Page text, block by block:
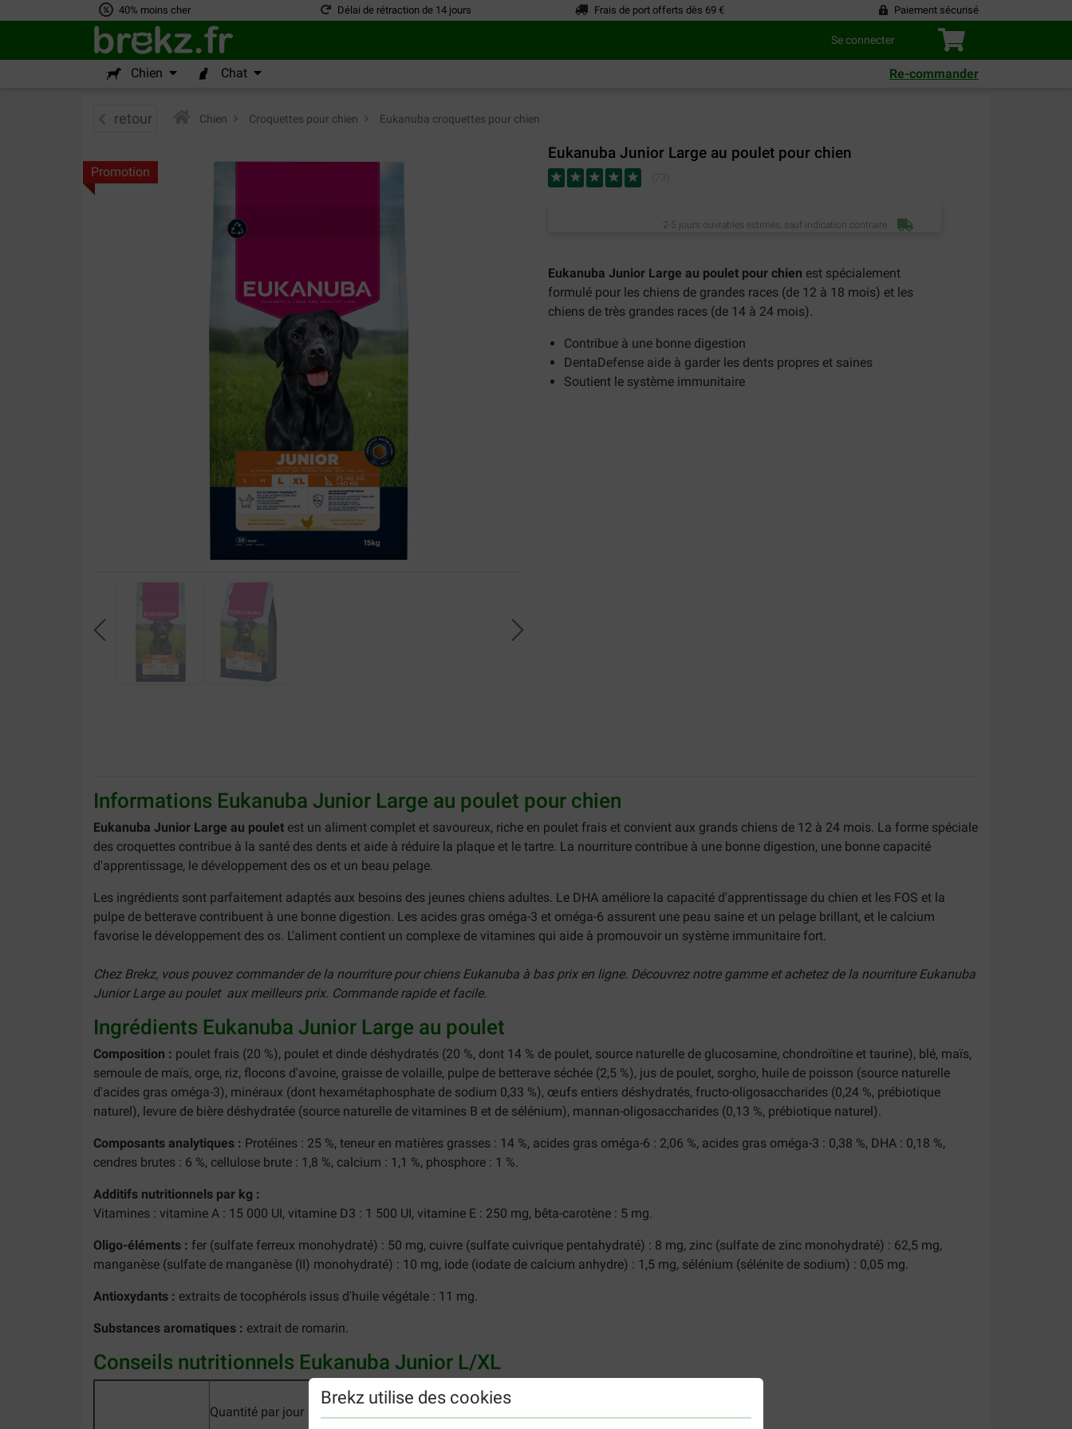
40% moins cher Délai de rétraction de 14 jours Frais de port offerts dès 69 € Paiement sécurisé
Se connecter
Chien Chat Re-commander
Brekz utilise des cookies
retour Chien Croquettes pour chien Eukanuba croquettes pour chien
Eukanuba Junior Large au poulet pour chien
Promotion
2-5 jours ouvrables estimés, sauf indication contraire.
Eukanuba Junior Large au poulet pour chien est spécialement
formulé pour les chiens de grandes races (de 12 à 18 mois) et les
chiens de très grandes races (de 14 à 24 mois).
Contribue à une bonne digestion
DentaDefense aide à garder les dents propres et saines
Soutient le système immunitaire
Informations Eukanuba Junior Large au poulet pour chien
Eukanuba Junior Large au poulet est un aliment complet et savoureux, riche en poulet frais et convient aux grands chiens de 12 à 24 mois. La forme spéciale
des croquettes contribue à la santé des dents et aide à réduire la plaque et le tartre. La nourriture contribue à une bonne digestion, une bonne capacité
d'apprentissage, le développement des os et un beau pelage.
Les ingrédients sont parfaitement adaptés aux besoins des jeunes chiens adultes. Le DHA améliore la capacité d'apprentissage du chien et les FOS et la
pulpe de betterave contribuent à une bonne digestion. Les acides gras oméga-3 et oméga-6 assurent une peau saine et un pelage brillant, et le calcium
favorise le développement des os. L'aliment contient un complexe de vitamines qui aide à promouvoir un système immunitaire fort.
Chez Brekz, vous pouvez commander de la nourriture pour chiens Eukanuba à bas prix en ligne. Découvrez notre gamme et achetez de la nourriture Eukanuba
Junior Large au poulet aux meilleurs prix. Commande rapide et facile.
Ingrédients Eukanuba Junior Large au poulet
Composition : poulet frais (20 %), poulet et dinde déshydratés (20 %, dont 14 % de poulet, source naturelle de glucosamine, chondroïtine et taurine), blé, maïs,
semoule de maïs, orge, riz, flocons d'avoine, graisse de volaille, pulpe de betterave séchée (2,5 %), jus de poulet, sorgho, huile de poisson (source naturelle
d'acides gras oméga-3), minéraux (dont hexamétaphosphate de sodium 0,33 %), œufs entiers déshydratés, fructo-oligosaccharides (0,24 %, prébiotique
naturel), levure de bière déshydratée (source naturelle de vitamines B et de sélénium), mannan-oligosaccharides (0,13 %, prébiotique naturel).
Composants analytiques : Protéines : 25 %, teneur en matières grasses : 14 %, acides gras oméga-6 : 2,06 %, acides gras oméga-3 : 0,38 %, DHA : 0,18 %,
cendres brutes : 6 %, cellulose brute : 1,8 %, calcium : 1,1 %, phosphore : 1 %.
Additifs nutritionnels par kg :
Vitamines : vitamine A : 15 000 UI, vitamine D3 : 1 500 UI, vitamine E : 250 mg, bêta-carotène : 5 mg.
Oligo-éléments : fer (sulfate ferreux monohydraté) : 50 mg, cuivre (sulfate cuivrique pentahydraté) : 8 mg, zinc (sulfate de zinc monohydraté) : 62,5 mg,
manganèse (sulfate de manganèse (II) monohydraté) : 10 mg, iode (iodate de calcium anhydre) : 1,5 mg, sélénium (sélénite de sodium) : 0,05 mg.
Antioxydants : extraits de tocophérols issus d'huile végétale : 11 mg.
Substances aromatiques : extrait de romarin.
Conseils nutritionnels Eukanuba Junior L/XL
Quantité par jour